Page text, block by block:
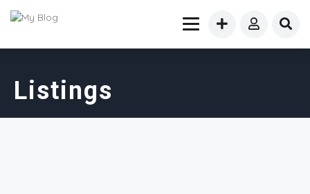
Listings